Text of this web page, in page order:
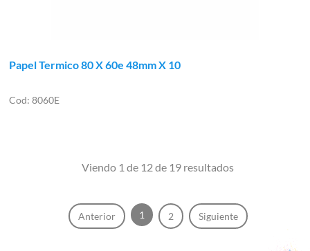
Papel Termico 80 X 60e 48mm X 10
8060E
Viendo 1 de 12 de 19 resultados
Anterior 1 2 Siguiente